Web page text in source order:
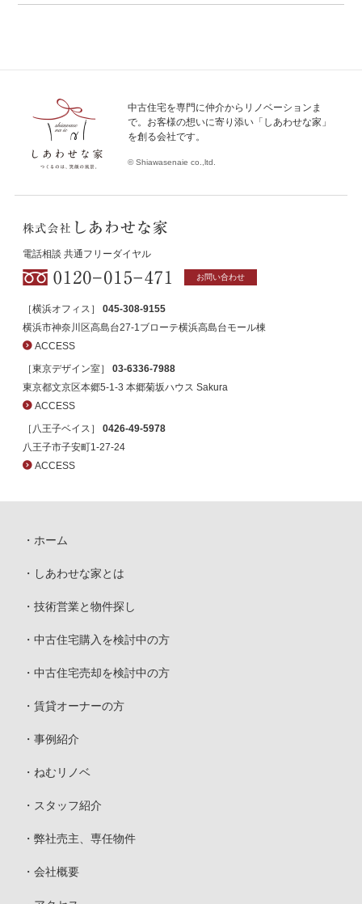
中古住宅を専門に仲介からリノベーションま
で。お客様の想いに寄り添い「しあわせな家」
を創る会社です。
© Shiawasenaie co.,ltd.
電話相談 共通フリーダイヤル
お問い合わせ
［横浜オフィス］ 045-308-9155
横浜市神奈川区高島台27-1ブローテ横浜高島台モール棟
ACCESS
［東京デザイン室］ 03-6336-7988
東京都文京区本郷5-1-3 本郷菊坂ハウス Sakura
ACCESS
［八王子ベイス］ 0426-49-5978
八王子市子安町1-27-24
ACCESS
ホーム
しあわせな家とは
技術営業と物件探し
中古住宅購入を検討中の方
中古住宅売却を検討中の方
賃貸オーナーの方
事例紹介
ねむリノベ
スタッフ紹介
弊社売主、専任物件
会社概要